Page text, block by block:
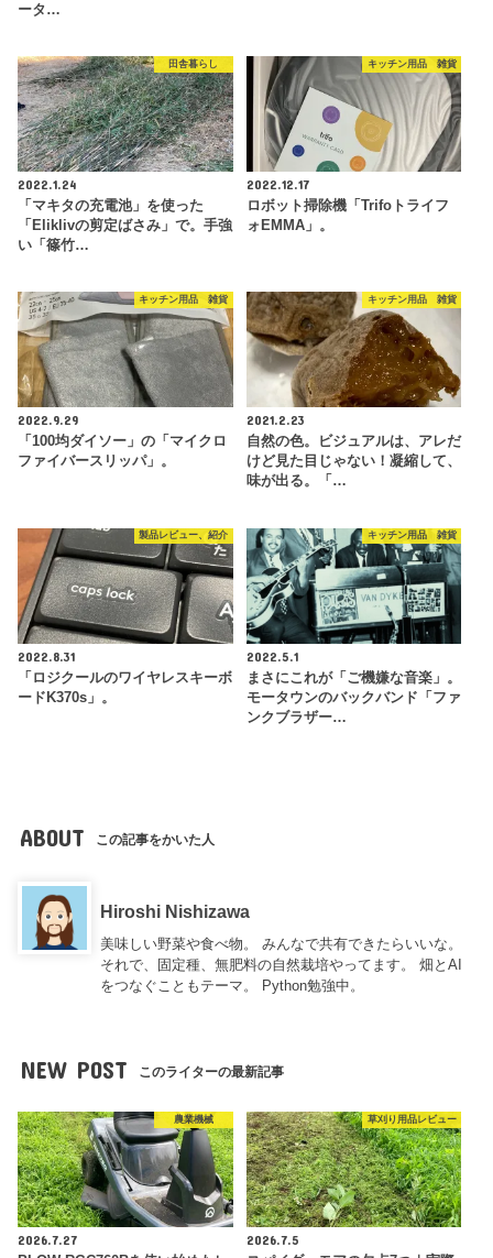
ータ…
田舎暮らし
2022.1.24
「マキタの充電池」を使った
「Eliklivの剪定ばさみ」で。手強
い「篠竹…
キッチン用品 雑貨
2022.12.17
ロボット掃除機「Trifoトライフ
ォEMMA」。
キッチン用品 雑貨
2022.9.29
「100均ダイソー」の「マイクロ
ファイバースリッパ」。
キッチン用品 雑貨
2021.2.23
自然の色。ビジュアルは、アレだ
けど見た目じゃない！凝縮して、
味が出る。「…
製品レビュー、紹介
2022.8.31
「ロジクールのワイヤレスキーボ
ードK370s」。
キッチン用品 雑貨
2022.5.1
まさにこれが「ご機嫌な音楽」。
モータウンのバックバンド「ファ
ンクブラザー…
ABOUT この記事をかいた人
Hiroshi Nishizawa
美味しい野菜や食べ物。 みんなで共有できたらいいな。
それで、固定種、無肥料の自然栽培やってます。 畑とAI
をつなぐこともテーマ。 Python勉強中。
NEW POST このライターの最新記事
農業機械
2026.7.27
草刈り用品レビュー
2026.7.5